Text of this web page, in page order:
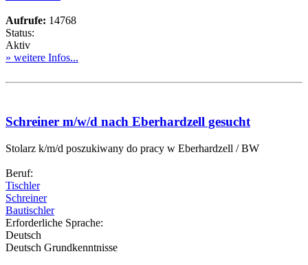
Aufrufe: 14768
Status:
Aktiv
» weitere Infos...
Schreiner m/w/d nach Eberhardzell gesucht
Stolarz k/m/d poszukiwany do pracy w Eberhardzell / BW
Beruf:
Tischler
Schreiner
Bautischler
Erforderliche Sprache:
Deutsch
Deutsch Grundkenntnisse